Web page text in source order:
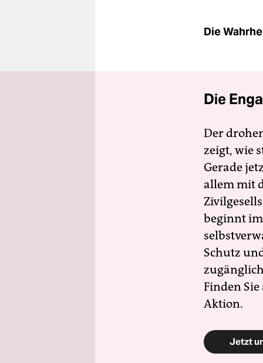
Die
Die
Der
zeigt, wie
Gerade
allem mit
beginnt
Schutz
Finden
Aktion.
Jetzt